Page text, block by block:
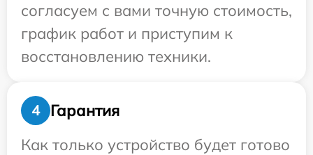
согласуем с вами точную стоимость,
график работ и приступим к
восстановлению техники.
4
Гарантия
Как только устройство будет готово